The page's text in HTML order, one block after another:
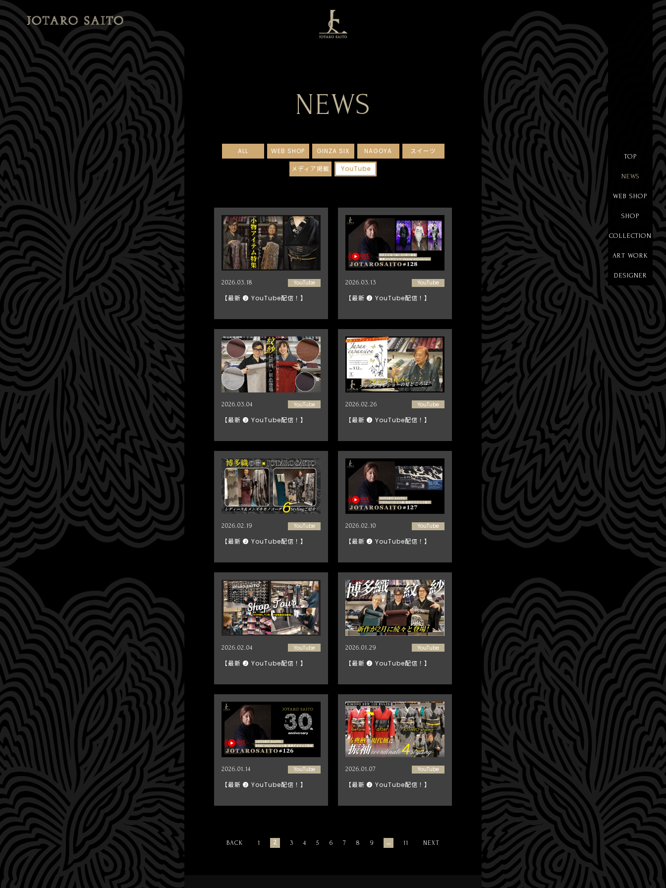
TOP
NEWS
WEB SHOP
SHOP
COLLECTION
ART WORK
DESIGNER
NEWS
ALL WEB SHOP GINZA SIX NAGOYA スイーツ
メディア掲載 YouTube
2026.03.18 YouTube
【最新 🅙 YouTube配信！】
2026.03.13 YouTube
【最新 🅙 YouTube配信！】
2026.03.04 YouTube
【最新 🅙 YouTube配信！】
2026.02.26 YouTube
【最新 🅙 YouTube配信！】
2026.02.19 YouTube
【最新 🅙 YouTube配信！】
2026.02.10 YouTube
【最新 🅙 YouTube配信！】
2026.02.04 YouTube
【最新 🅙 YouTube配信！】
2026.01.29 YouTube
【最新 🅙 YouTube配信！】
2026.01.14 YouTube
【最新 🅙 YouTube配信！】
2026.01.07 YouTube
【最新 🅙 YouTube配信！】
BACK 1 2 3 4 5 6 7 8 9 … 11 NEXT